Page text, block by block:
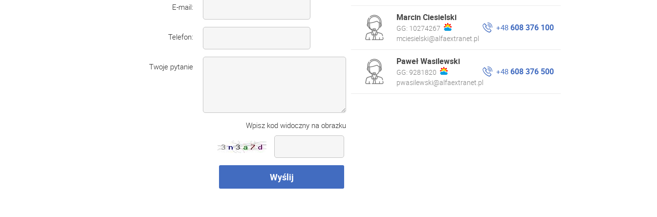
E-mail:
Telefon:
Twoje pytanie
Wpisz kod widoczny na obrazku
Wyślij
Marcin Ciesielski
GG: 10274267
mciesielski@alfaextranet.pl
+48608 376 100
Paweł Wasilewski
GG:9281820
pwasilewski@alfaextranet.pl
+48608 376 500